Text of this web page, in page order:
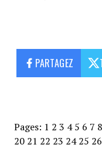
PARTAGEZ
Pages: 1 2 3 4 5 6 7 8
20 21 22 23 24 25 26